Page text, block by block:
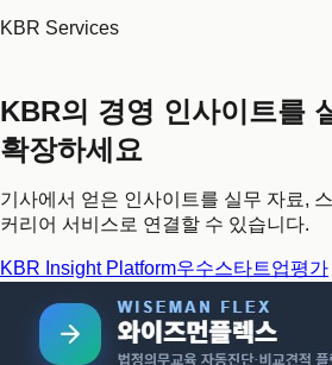
KBR Services
KBR의 경영 인사이트를
확장하세요
기사에서 얻은 인사이트를 실무 자료,
커리어 서비스로 연결할 수 있습니다.
KBR Insight Platform우수스타트업평가